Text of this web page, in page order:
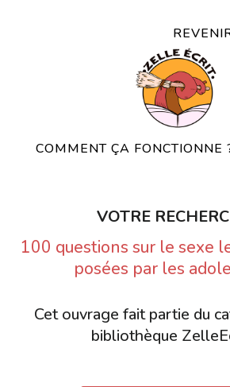
COMMENT ÇA FONCTIONNE
VOTRE
100 questions sur le sexe
posées par les
Cet ouvrage fait partie du
bibliothèque